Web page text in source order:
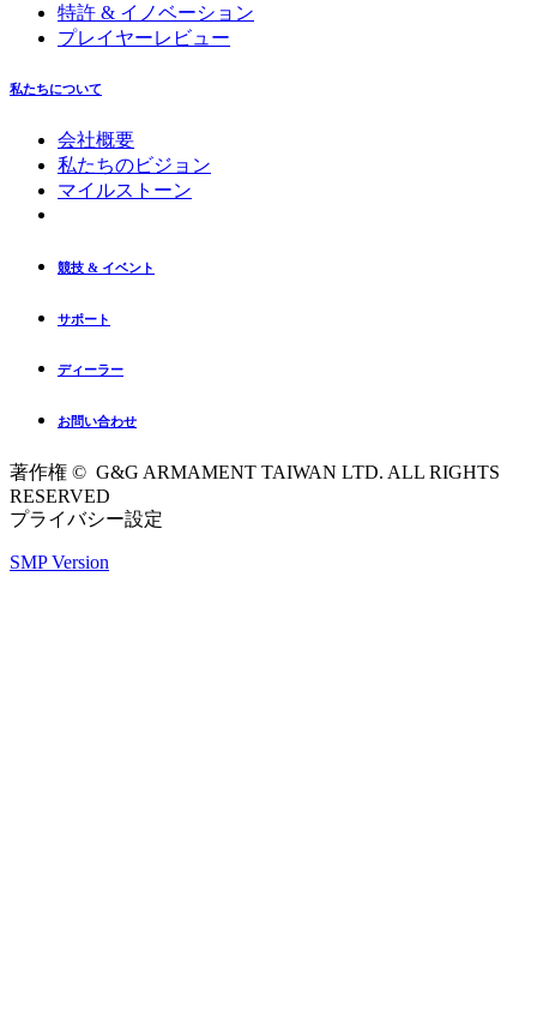
特許 & イノベーション
プレイヤーレビュー
私たちについて
会社概要
私たちのビジョン
マイルストーン
競技 & イベント
サポート
ディーラー
お問い合わせ
著作権 © G&G ARMAMENT TAIWAN LTD. ALL RIGHTS
RESERVED
プライバシー設定
SMP Version